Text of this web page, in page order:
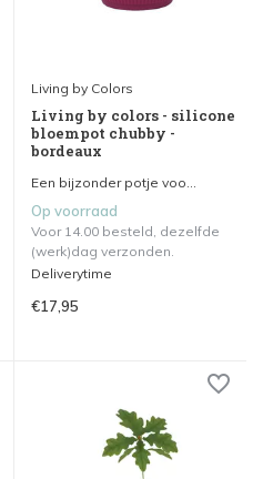
Living by Colors
Living by colors - silicone
bloempot chubby -
bordeaux
Een bijzonder potje voo...
Op voorraad
Voor 14.00 besteld, dezelfde
(werk)dag verzonden.
Deliverytime
€17,95